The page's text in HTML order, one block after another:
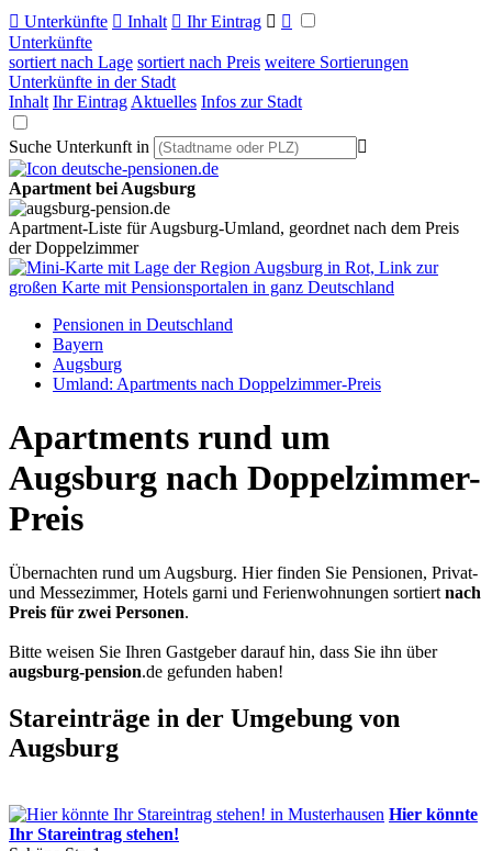
 Unterkünfte  Inhalt  Ihr Eintrag  
Unterkünfte
sortiert nach Lage sortiert nach Preis weitere Sortierungen
Unterkünfte in der Stadt
Inhalt Ihr Eintrag Aktuelles Infos zur Stadt
Suche Unterkunft in 
Apartment bei Augsburg
Apartment-Liste für Augsburg-Umland, geordnet nach dem Preis
der Doppelzimmer
Pensionen in Deutschland
Bayern
Augsburg
Umland: Apartments nach Doppelzimmer-Preis
Apartments rund um
Augsburg nach Doppelzimmer-
Preis
Übernachten rund um Augsburg. Hier finden Sie Pensionen, Privat-
und Messezimmer, Hotels garni und Ferienwohnungen sortiert nach
Preis für zwei Personen.
Bitte weisen Sie Ihren Gastgeber darauf hin, dass Sie ihn über
augsburg-pension.de gefunden haben!
Stareinträge in der Umgebung von
Augsburg
Hier könnte
Ihr Stareintrag stehen!